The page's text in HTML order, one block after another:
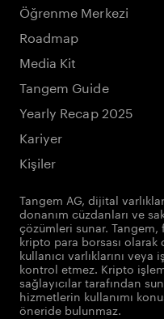
Öğrenme Merkezi
Roadmap
Media Kit
Tangem Guide
Yearly Recap 2025
Kariyer
Kişiler
Tangem AG, dijital
donanım cüzdanları ve
çözümleri sunar. Tangem,
kripto para borsası
kullanıcı varlıklarını
kontrol etmez. Kripto
sağlayıcılar tarafından
hizmetlerin kullanımı
öneride bulunmaz.